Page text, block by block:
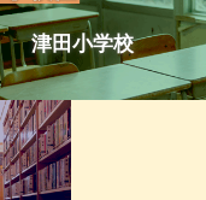
津田小学校